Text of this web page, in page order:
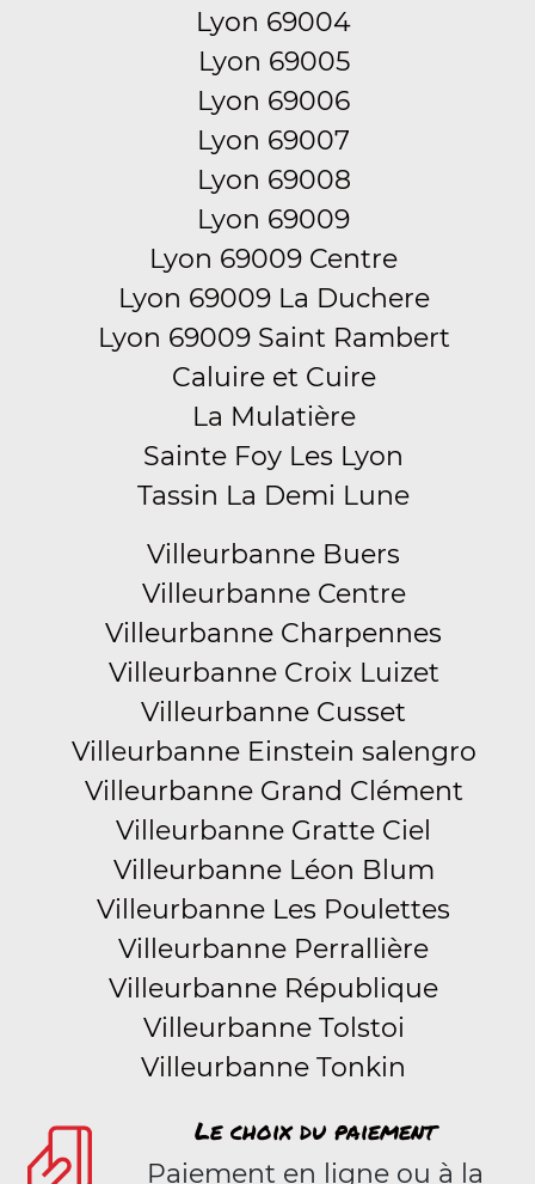
Lyon 69004
Lyon 69005
Lyon 69006
Lyon 69007
Lyon 69008
Lyon 69009
Lyon 69009 Centre
Lyon 69009 La Duchere
Lyon 69009 Saint Rambert
Caluire et Cuire
La Mulatière
Sainte Foy Les Lyon
Tassin La Demi Lune
Villeurbanne Buers
Villeurbanne Centre
Villeurbanne Charpennes
Villeurbanne Croix Luizet
Villeurbanne Cusset
Villeurbanne Einstein salengro
Villeurbanne Grand Clément
Villeurbanne Gratte Ciel
Villeurbanne Léon Blum
Villeurbanne Les Poulettes
Villeurbanne Perrallière
Villeurbanne République
Villeurbanne Tolstoi
Villeurbanne Tonkin
Le choix du paiement
Paiement en ligne ou à la